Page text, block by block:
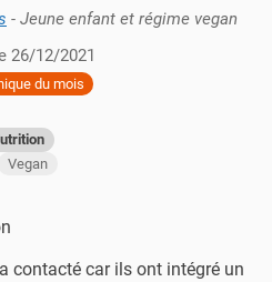
- Jeune enfant et régime vegan
26/12/2021
du mois
Vegan
contacté car ils ont intégré un